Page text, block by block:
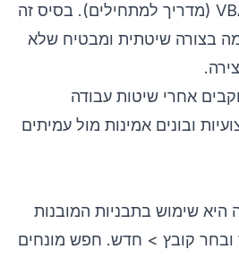
הנדרשים לשימוש ב-VBA (מדריך למתחילים). בסיס זה
בצורה שיטתית ומבטיח שלא
אחרי שיטות עבודה
ובונים אמינות מול עמיתים
שימוש בתבניות המובנות
ובחר קובץ > חדש. חפש מונחים